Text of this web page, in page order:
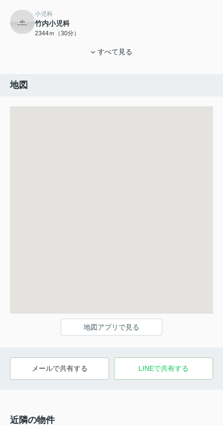
小児科
竹内小児科
2344ｍ（30分）
すべて見る
地図
地図アプリで見る
メールで共有する LINEで共有する
近隣の物件